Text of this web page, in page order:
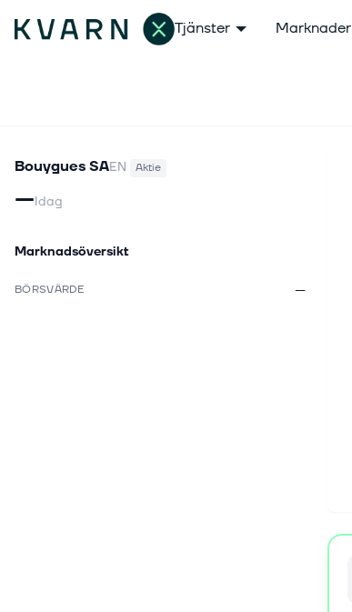
Tjänster Marknader
Bouygues SAEN Aktie
—Idag
Marknadsöversikt
BÖRSVÄRDE —